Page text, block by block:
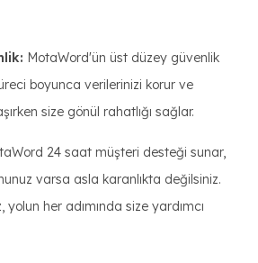
MotaWord'ün üst düzey güvenlik
boyunca verilerinizi korur ve
size gönül rahatlığı sağlar.
24 saat müşteri desteği sunar,
varsa asla karanlıkta değilsiniz.
her adımında size yardımcı